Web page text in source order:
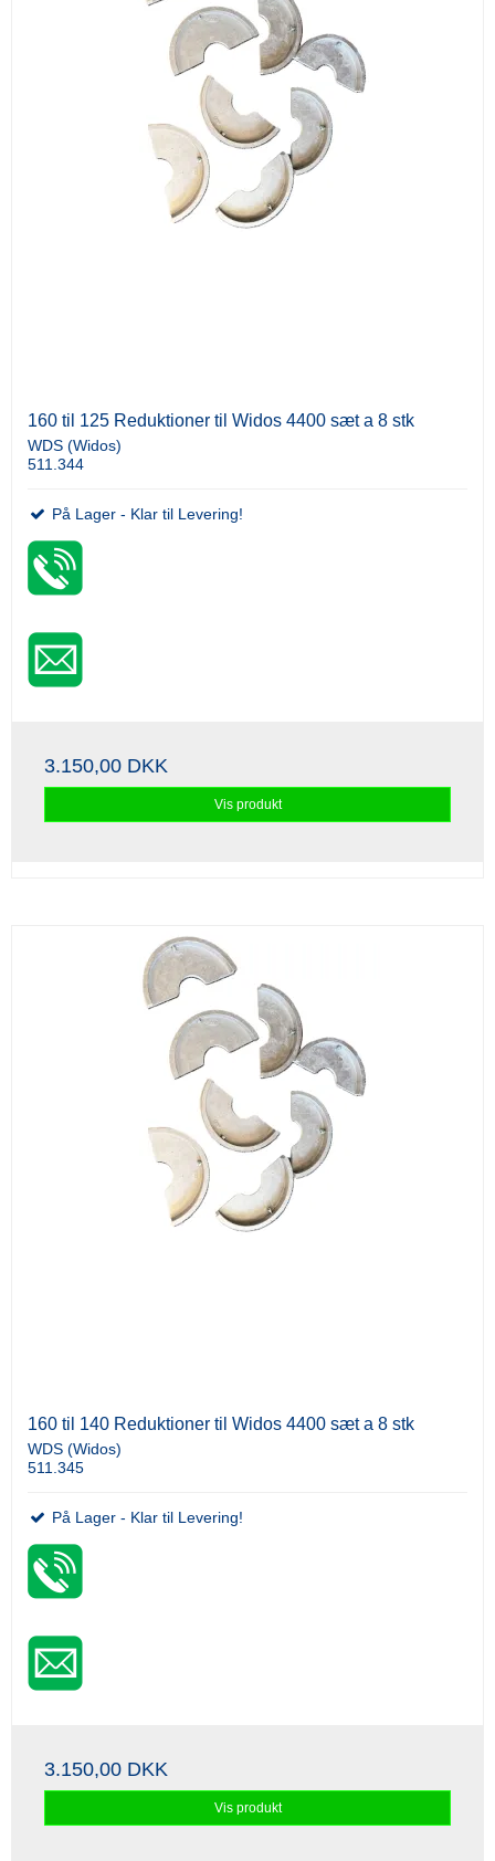
160 til 125 Reduktioner til Widos 4400 sæt a 8 stk
WDS (Widos)
511.344
På Lager - Klar til Levering!
3.150,00 DKK
Vis produkt
160 til 140 Reduktioner til Widos 4400 sæt a 8 stk
WDS (Widos)
511.345
På Lager - Klar til Levering!
3.150,00 DKK
Vis produkt